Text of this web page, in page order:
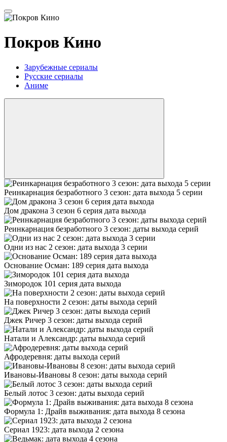
Покров Кино
Зарубежные сериалы
Русские сериалы
Аниме
Реинкарнация безработного 3 сезон: дата выхода 5 серии
Дом дракона 3 сезон 6 серия дата выхода
Реинкарнация безработного 3 сезон: даты выхода серий
Одни из нас 2 сезон: дата выхода 3 серии
Основание Осман: 189 серия дата выхода
Зимородок 101 серия дата выхода
На поверхности 2 сезон: даты выхода серий
Джек Ричер 3 сезон: даты выхода серий
Натали и Александр: даты выхода серий
Афродеревня: даты выхода серий
Ивановы-Ивановы 8 сезон: даты выхода серий
Белый лотос 3 сезон: даты выхода серий
Формула 1: Драйв выживания: дата выхода 8 сезона
Сериал 1923: дата выхода 2 сезона